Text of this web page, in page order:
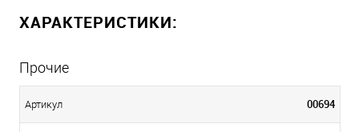
ХАРАКТЕРИСТИКИ:
Прочие
Артикул 00694